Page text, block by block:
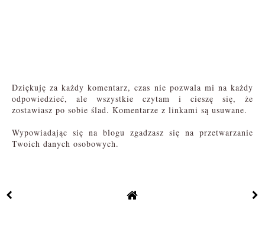
Dziękuję za każdy komentarz, czas nie pozwala mi na każdy
odpowiedzieć, ale wszystkie czytam i cieszę się, że
zostawiasz po sobie ślad. Komentarze z linkami są usuwane.
Wypowiadając się na blogu zgadzasz się na przetwarzanie
Twoich danych osobowych.